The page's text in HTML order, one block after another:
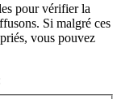
pour vérifier la
Si malgré ces
vous pouvez